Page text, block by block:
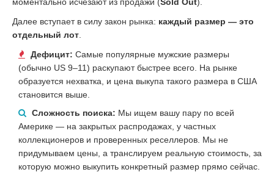
Далее вступает в силу закон рынка: каждый размер — это
отдельный лот
Дефицит: Самые популярные мужские размеры
(обычно US 9–11) раскупают быстрее всего. На рынке
образуется нехватка, и цена выкупа такого размера в США
становится выше.
Сложность поиска: Мы ищем вашу пару по всей
Америке — на закрытых распродажах, у частных
коллекционеров и проверенных реселлеров. Мы не
придумываем цены, а транслируем реальную стоимость, за
которую можно выкупить конкретный размер прямо сейчас.